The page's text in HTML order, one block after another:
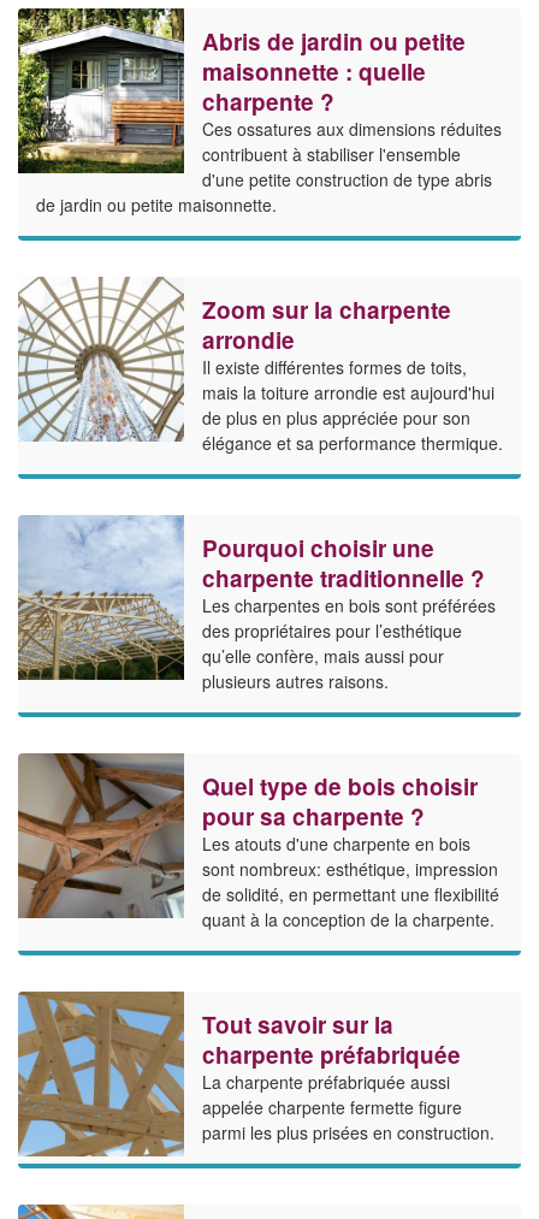
Abris de jardin ou petite
maisonnette : quelle
charpente ?
Ces ossatures aux dimensions réduites
contribuent à stabiliser l'ensemble
d'une petite construction de type abris
de jardin ou petite maisonnette.
Zoom sur la charpente
arrondie
Il existe différentes formes de toits,
mais la toiture arrondie est aujourd'hui
de plus en plus appréciée pour son
élégance et sa performance thermique.
Pourquoi choisir une
charpente traditionnelle ?
Les charpentes en bois sont préférées
des propriétaires pour l’esthétique
qu’elle confère, mais aussi pour
plusieurs autres raisons.
Quel type de bois choisir
pour sa charpente ?
Les atouts d'une charpente en bois
sont nombreux: esthétique, impression
de solidité, en permettant une flexibilité
quant à la conception de la charpente.
Tout savoir sur la
charpente préfabriquée
La charpente préfabriquée aussi
appelée charpente fermette figure
parmi les plus prisées en construction.